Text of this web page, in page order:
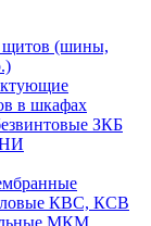
щитов (шины,
в шкафах
ЗКБ
КВС, КСВ